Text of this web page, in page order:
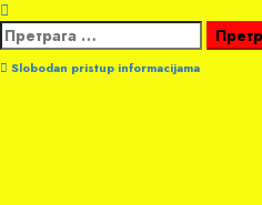
Претрага
за:
Slobodan pristup informacijama